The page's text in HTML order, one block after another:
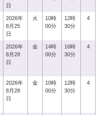
日
2026年
8月25
日
火
10時
00分
12時
30分
4
2026年
8月28
日
金
14時
00分
16時
30分
4
2026年
8月28
日
金
10時
00分
12時
30分
4